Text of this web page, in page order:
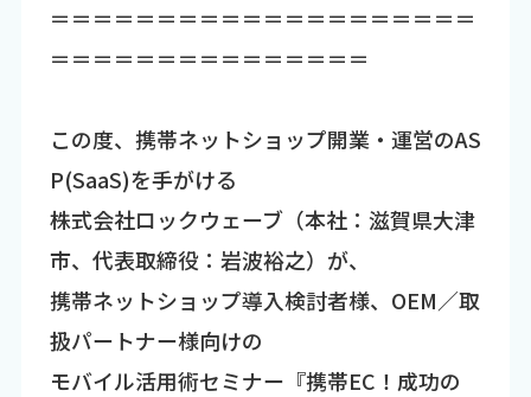
＝＝＝＝＝＝＝＝＝＝＝＝＝＝＝＝＝＝＝＝
＝＝＝＝＝＝＝＝＝＝＝＝＝＝＝
この度、携帯ネットショップ開業・運営のAS
P(SaaS)を手がける
株式会社ロックウェーブ（本社：滋賀県大津
市、代表取締役：岩波裕之）が、
携帯ネットショップ導入検討者様、OEM／取
扱パートナー様向けの
モバイル活用術セミナー『携帯EC！成功の